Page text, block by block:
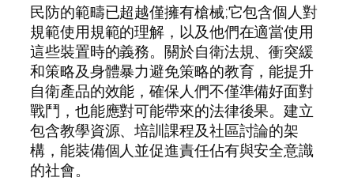
民防的範疇已超越僅擁有槍械;它包含個人對
規範使用規範的理解，以及他們在適當使用
這些裝置時的義務。關於自衛法規、衝突緩
和策略及身體暴力避免策略的教育，能提升
自衛產品的效能，確保人們不僅準備好面對
戰鬥，也能應對可能帶來的法律後果。建立
包含教學資源、培訓課程及社區討論的架
構，能裝備個人並促進責任佔有與安全意識
的社會。